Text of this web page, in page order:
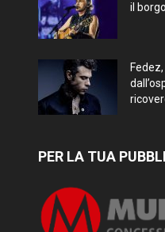
il
PER LA TUA